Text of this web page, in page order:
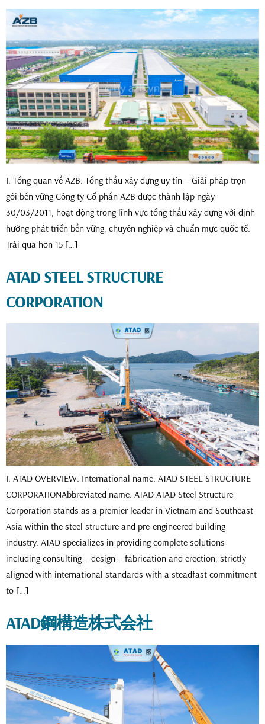
I. Tổng quan về AZB: Tổng thầu xây dựng uy tín – Giải pháp trọn
gói bền vững Công ty Cổ phần AZB được thành lập ngày
30/03/2011, hoạt động trong lĩnh vực tổng thầu xây dựng với định
hướng phát triển bền vững, chuyên nghiệp và chuẩn mực quốc tế.
Trải qua hơn 15 […]
ATAD STEEL STRUCTURE
CORPORATION
I. ATAD OVERVIEW: International name: ATAD STEEL STRUCTURE
CORPORATIONAbbreviated name: ATAD ATAD Steel Structure
Corporation stands as a premier leader in Vietnam and Southeast
Asia within the steel structure and pre-engineered building
industry. ATAD specializes in providing complete solutions
including consulting – design – fabrication and erection, strictly
aligned with international standards with a steadfast commitment
to […]
ATAD鋼構造株式会社